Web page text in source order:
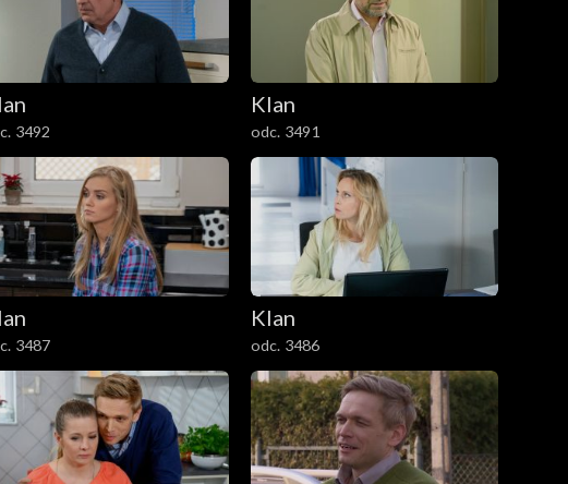
3492
Klan
odc. 3491
3487
Klan
odc. 3486